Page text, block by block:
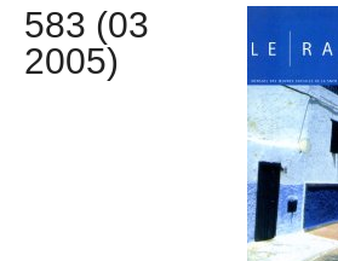
583 (03
2005)